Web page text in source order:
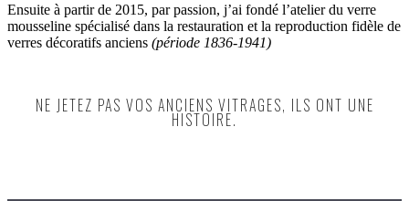
Ensuite à partir de 2015, par passion, j’ai fondé l’atelier du verre
mousseline spécialisé dans la restauration et la reproduction fidèle de
verres décoratifs anciens (période 1836-1941)
NE JETEZ PAS VOS ANCIENS VITRAGES, ILS ONT UNE
HISTOIRE.